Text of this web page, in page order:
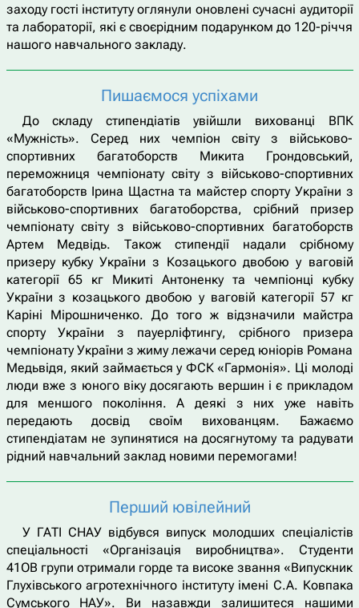
заходу гості інституту оглянули оновлені сучасні аудиторії
та лабораторії, які є своєрідним подарунком до 120-річчя
нашого навчального закладу.
Пишаємося успіхами
До складу стипендіатів увійшли вихованці ВПК
«Мужність». Серед них чемпіон світу з військово-
спортивних багатоборств Микита Грондовський,
переможниця чемпіонату світу з військово-спортивних
багатоборств Ірина Щастна та майстер спорту України з
військово-спортивних багатоборства, срібний призер
чемпіонату світу з військово-спортивних багатоборств
Артем Медвідь. Також стипендії надали срібному
призеру кубку України з Козацького двобою у ваговій
категорії 65 кг Микиті Антоненку та чемпіонці кубку
України з козацького двобою у ваговій категорії 57 кг
Каріні Мірошниченко. До того ж відзначили майстра
спорту України з пауерліфтингу, срібного призера
чемпіонату України з жиму лежачи серед юніорів Романа
Медьвідя, який займається у ФСК «Гармонія». Ці молоді
люди вже з юного віку досягають вершин і є прикладом
для меншого покоління. А деякі з них уже навіть
передають досвід своїм вихованцям. Бажаємо
стипендіатам не зупинятися на досягнутому та радувати
рідний навчальний заклад новими перемогами!
Перший ювілейний
У ГАТІ СНАУ відбувся випуск молодших спеціалістів
спеціальності «Організація виробництва». Студенти
41ОВ групи отримали горде та високе звання «Випускник
Глухівського агротехнічного інституту імені С.А. Ковпака
Сумського НАУ». Ви назавжди залишитеся нашими